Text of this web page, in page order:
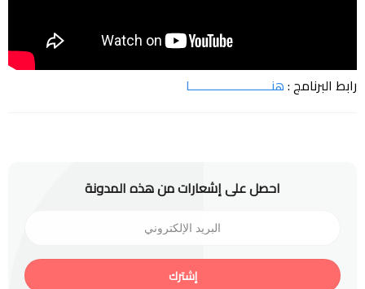
رابط البرنامج :هنـــــــــــــــــــــــــا
احصل على إشعارات من هذه المدونة
إشترك